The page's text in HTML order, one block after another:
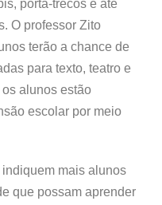
porta-trecos e até
O professor Zito
terão a chance de
para texto, teatro e
alunos estão
escolar por meio
mais alunos
que possam aprender